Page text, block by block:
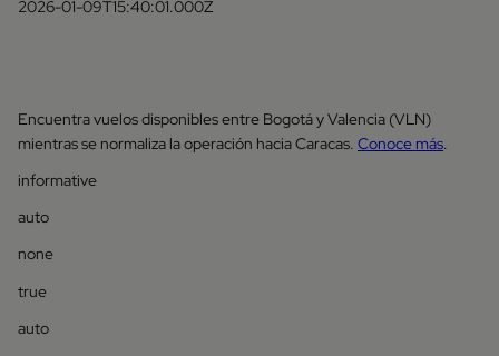
2026-01-09T15:40:01.000Z
Encuentra vuelos disponibles entre Bogotá y Valencia (VLN)
mientras se normaliza la operación hacia Caracas. Conoce más.
informative
auto
none
true
auto